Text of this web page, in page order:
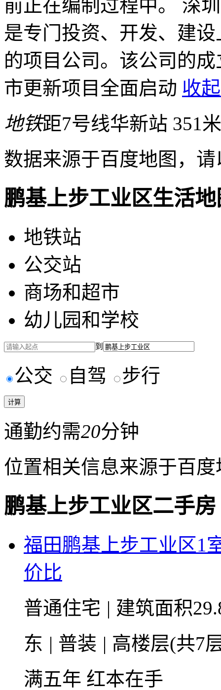
前正在编制过程中。 深
是专门投资、开发、建
的项目公司。该公司的
市更新项目全面启动 收
地铁距7号线华新站 351米
数据来源于百度地图，
鹏基上步工业区生活地
地铁站
公交站
商场和超市
幼儿园和学校
到
公交 自驾 步行
通勤约需20分钟
位置相关信息来源于百
鹏基上步工业区二手房
福田鹏基上步工业区1
价比
普通住宅 | 建筑面积
东 | 普装 | 高楼层(共7
满五年 红本在手